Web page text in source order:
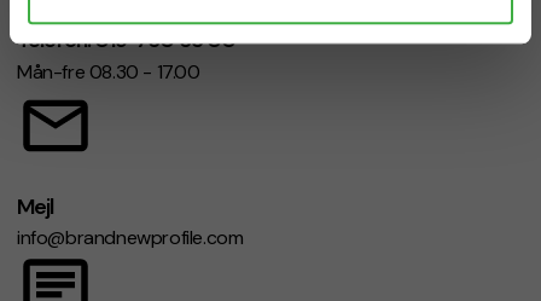
Telefon: 019-760 65 00
Mån-fre 08.30 - 17.00
Mejl
info@brandnewprofile.com